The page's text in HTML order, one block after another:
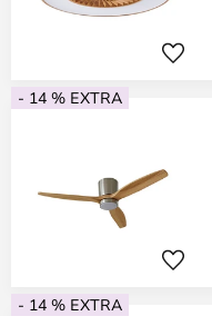
- 14 % EXTRA
- 14 % EXTRA